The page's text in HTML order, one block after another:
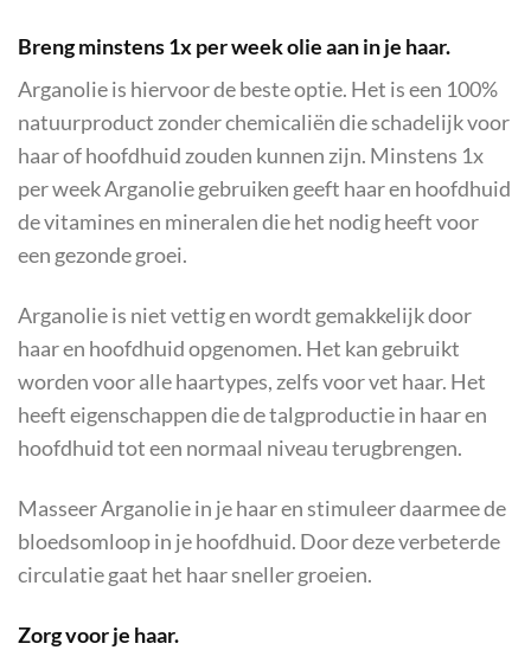
Breng minstens 1x per week olie aan in je haar.
Arganolie is hiervoor de beste optie. Het is een 100%
natuurproduct zonder chemicaliën die schadelijk voor
haar of hoofdhuid zouden kunnen zijn. Minstens 1x
per week Arganolie gebruiken geeft haar en hoofdhuid
de vitamines en mineralen die het nodig heeft voor
een gezonde groei.
Arganolie is niet vettig en wordt gemakkelijk door
haar en hoofdhuid opgenomen. Het kan gebruikt
worden voor alle haartypes, zelfs voor vet haar. Het
heeft eigenschappen die de talgproductie in haar en
hoofdhuid tot een normaal niveau terugbrengen.
Masseer Arganolie in je haar en stimuleer daarmee de
bloedsomloop in je hoofdhuid. Door deze verbeterde
circulatie gaat het haar sneller groeien.
Zorg voor je haar.